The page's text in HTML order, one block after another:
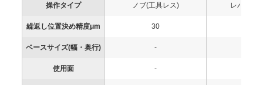
操作タイプ ノブ(工具レス) レバー(工
繰返し位置決め精度μm 30
ベースサイズ(幅・奥行) -
使用面 -